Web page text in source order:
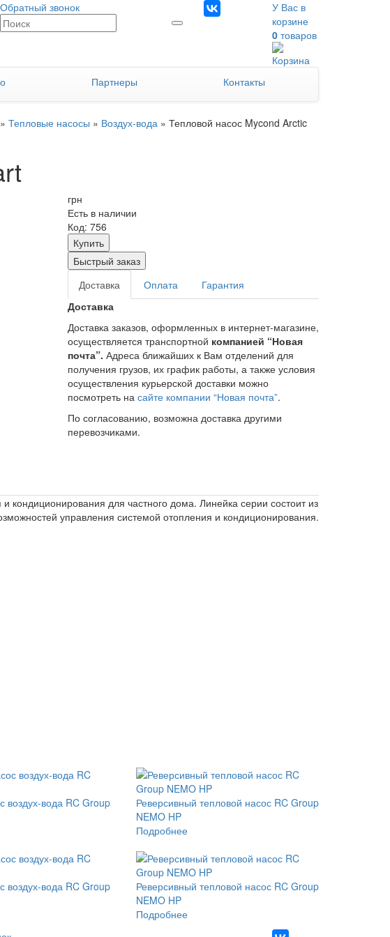
Обратный звонок
У Вас в
корзине
0товаров
Партнеры Контакты
» Тепловые насосы » Воздух-вода » Тепловой насос Mycond Arctic
грн
Есть в наличии
Код: 756
Купить
Быстрый заказ
Доставка
Оплата
Гарантия
Доставка
Доставка заказов, оформленных в интернет-магазине,
осуществляется транспортной компанией “Новая
почта”. Адреса ближайших к Вам отделений для
получения грузов, их график работы, а также условия
осуществления курьерской доставки можно
посмотреть на сайте компании “Новая почта”.
По согласованию, возможна доставка другими
перевозчиками.
кондиционирования для частного дома. Линейка серии состоит из
управления системой отопления и кондиционирования.
воздух-вода RC Group
Реверсивный тепловой насос RC Group
NEMO HP
Подробнее
воздух-вода RC Group
Реверсивный тепловой насос RC Group
NEMO HP
Подробнее